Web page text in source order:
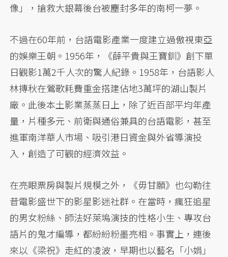
像」，搶救大銀幕後台被塵封多年的南柯一夢。
不過在60年前，台語電影產業一度建立過傲視東亞
的娛樂王朝。1956年，《薛平貴與王寶釧》創下單
日觀影1萬2千人次的驚人紀錄。1958年，台語影人
林摶秋在鶯歌耗費重金搭建佔地3萬坪的湖山製片
廠。此後本土影業蒸蒸日上，除了近百部平均年產
量，片種多元、前衛與通俗兼具的台語電影，甚至
進軍南洋華人市場、吸引港日資金與外省導演投
入，創造了可觀的經濟效益。
在亮眼票房與製片規模之外，《毋甘願》也勾勒往
昔電影盛世下的影星影迷社群。在當時，瘋狂追星
的男女粉絲、師法好萊塢演技的性格小生、專攻台
語片的鬼才編導，都紛紛粉墨亮相。事實上，連後
來以《梁祝》走紅的凌波，早期也以藝名「小娟」